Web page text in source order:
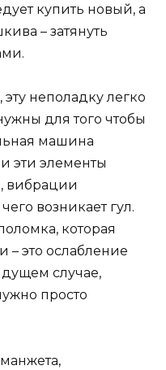
купить новый, а
– затянуть
неполадку легко
для того чтобы
машина
эти элементы
вибрации
возникает гул.
которая
– это ослабление
случае,
просто